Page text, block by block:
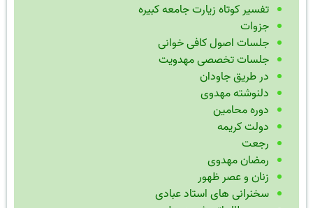
تفسیر کوتاه زیارت جامعه کبیره
جزوات
جلسات اصول کافی خوانی
جلسات تخصصی مهدویت
در طریق جاودان
دلنوشته مهدوی
دوره محامین
دولت کریمه
رجعت
رمضان مهدوی
زنان و عصر ظهور
سخنرانی های استاد عبادی